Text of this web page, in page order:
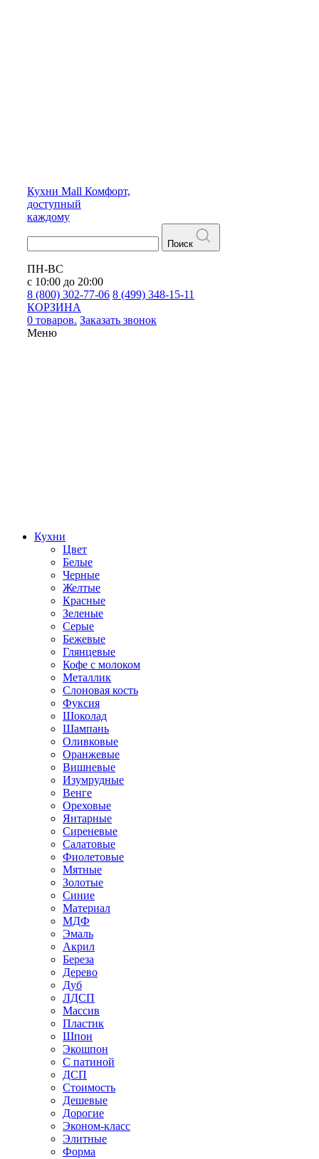
Кухни Mall Комфорт,
доступный
каждому
Поиск
ПН-ВС
с 10:00 до 20:00
8 (800) 302-77-06 8 (499) 348-15-11
КОРЗИНА
0 товаров. Заказать звонок
Меню
Кухни
Цвет
Белые
Черные
Желтые
Красные
Зеленые
Серые
Бежевые
Глянцевые
Кофе с молоком
Металлик
Слоновая кость
Фуксия
Шоколад
Шампань
Оливковые
Оранжевые
Вишневые
Изумрудные
Венге
Ореховые
Янтарные
Сиреневые
Салатовые
Фиолетовые
Мятные
Золотые
Синие
Материал
МДФ
Эмаль
Акрил
Береза
Дерево
Дуб
ЛДСП
Массив
Пластик
Шпон
Экошпон
С патиной
ДСП
Стоимость
Дешевые
Дорогие
Эконом-класс
Элитные
Форма